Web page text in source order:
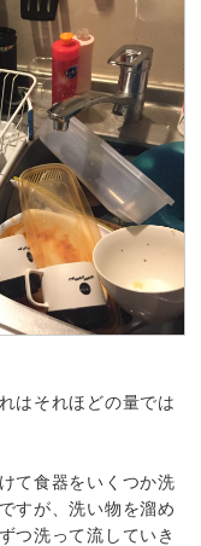
はそれほどの量では
て食器をいくつか洗
すが、洗い物を溜め
つ洗って流していき